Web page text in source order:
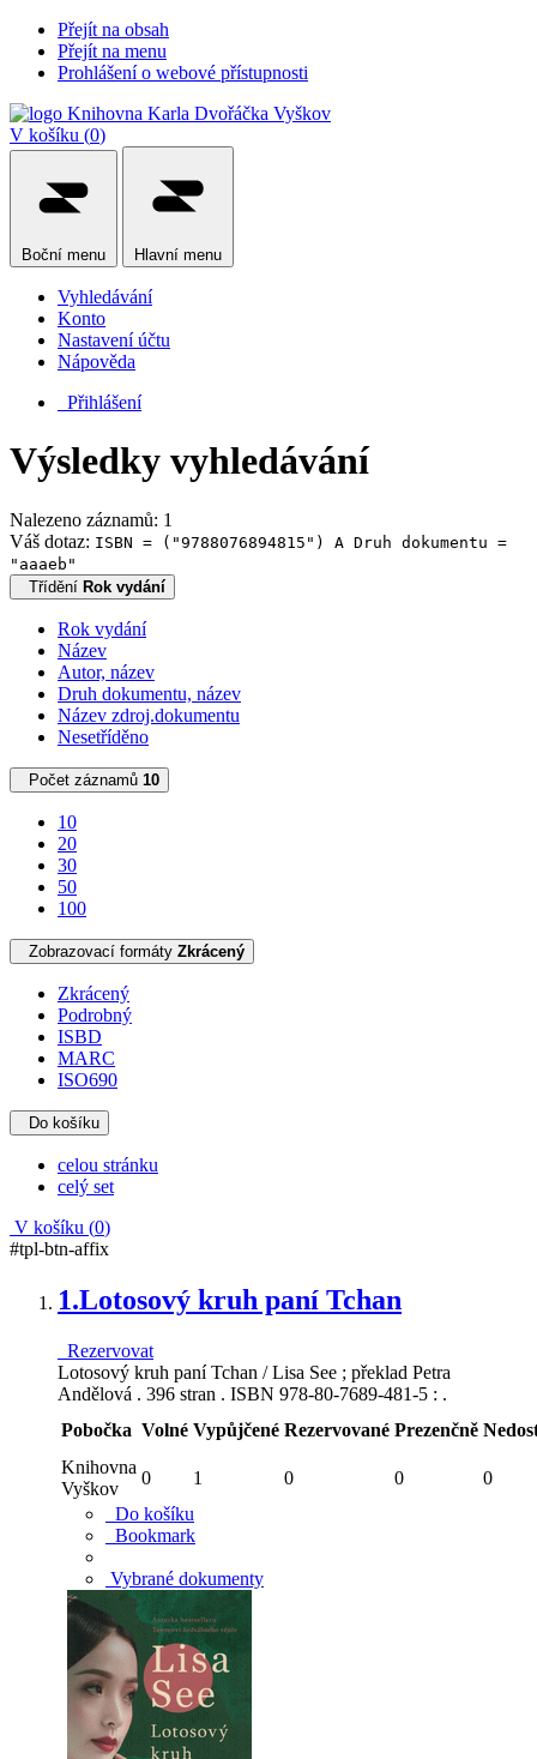
Přejít na obsah
Přejít na menu
Prohlášení o webové přístupnosti
V košíku (0)
Boční menu Hlavní menu
Vyhledávání
Konto
Nastavení účtu
Nápověda
Přihlášení
Výsledky vyhledávání
Nalezeno záznamů: 1
Váš dotaz: ISBN = ("9788076894815") A Druh dokumentu =
"aaaeb"
Třídění Rok vydání
Rok vydání
Název
Autor, název
Druh dokumentu, název
Název zdroj.dokumentu
Nesetříděno
Počet záznamů 10
10
20
30
50
100
Zobrazovací formáty Zkrácený
Zkrácený
Podrobný
ISBD
MARC
ISO690
Do košíku
celou stránku
celý set
V košíku (0)
#tpl-btn-affix
1.Lotosový kruh paní Tchan
Rezervovat
Lotosový kruh paní Tchan / Lisa See ; překlad Petra
Andělová . 396 stran . ISBN 978-80-7689-481-5 : .
Pobočka Volné Vypůjčené Rezervované Prezenčně
Knihovna
Vyškov
0 1 0 0
0
Do košíku
Bookmark
Vybrané dokumenty